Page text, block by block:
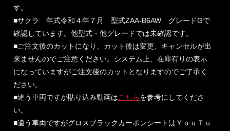
す。
■サクラ 年式令和４年７月 型式ZAA-B6AW グレードGで
確認しています。他型式・他グレードでは未確認です。
■ご注文後のカットになり、カット後は変更、キャンセルが出
来ませんのでご注意ください。システム上、在庫有りの表示
になっていますがご注文後のカットとなりますのでご了承く
ださい。
■違う車両ですが貼り込み動画はこちらを参考にしてくださ
い。
■違う車両ですがグロスブラックカーボンシートはＹｏｕＴｕ